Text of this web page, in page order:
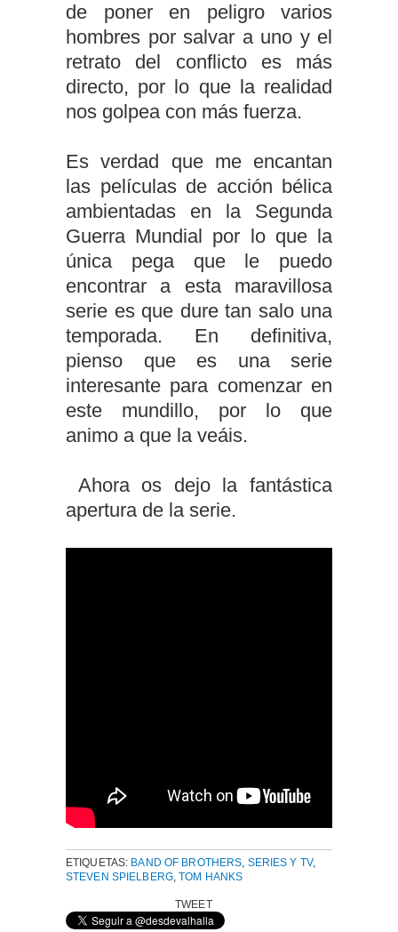
de poner en peligro varios
hombres por salvar a uno y el
retrato del conflicto es más
directo, por lo que la realidad
nos golpea con más fuerza.
Es verdad que me encantan
las películas de acción bélica
ambientadas en la Segunda
Guerra Mundial por lo que la
única pega que le puedo
encontrar a esta maravillosa
serie es que dure tan salo una
temporada. En definitiva,
pienso que es una serie
interesante para comenzar en
este mundillo, por lo que
animo a que la veáis.
Ahora os dejo la fantástica
apertura de la serie.
ETIQUETAS: BAND OF BROTHERS, SERIES Y TV,
STEVEN SPIELBERG,TOM HANKS
TWEET